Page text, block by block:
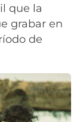
que la
grabar en
de